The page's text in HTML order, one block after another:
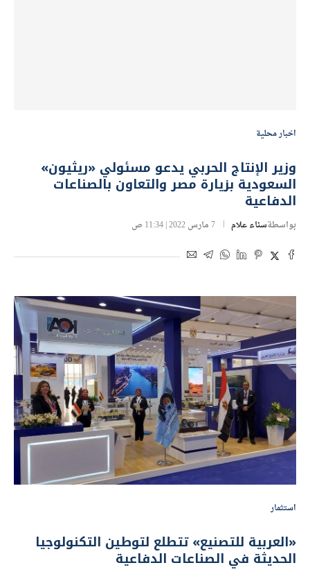
اخبار محلية
وزير الإنتاج الحربي يدعو مسئولي «ريثيون»
السعودية بزيارة مصر والتعاون بالصناعات
الدفاعية
بواسطةسناء علام 7 مارس 2022 | 11:34 ص
استثمار
«العربية للتصنيع» تتطلع لتوطين التكنولوجيا
الحديثة في الصناعات الدفاعية